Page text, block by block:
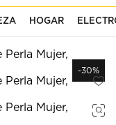
HOGAR
-30%